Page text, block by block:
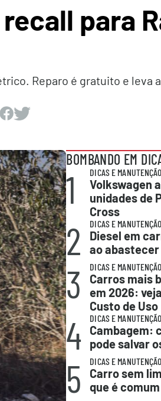
para
Reparo é gratuito e leva
BOMBANDO EM
1 DICAS E
Volkswagen
unidades de
Cross
2 DICAS E
Diesel em
ao abastecer
3 DICAS E
Carros mais
em 2026:
Custo de Uso
4 DICAS E
Cambagem:
pode salvar
5 DICAS E
Carro sem
que é